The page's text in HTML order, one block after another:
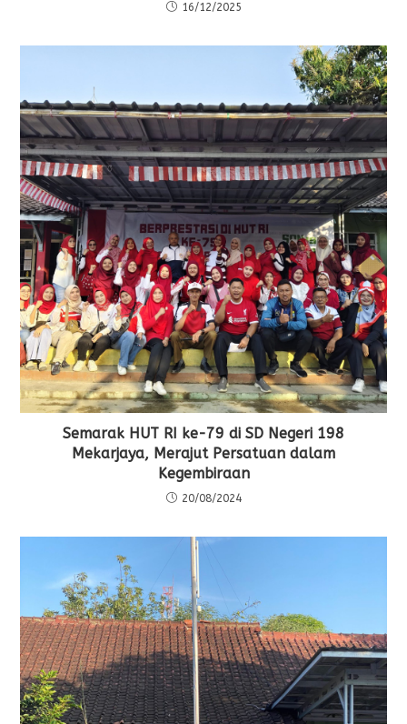
16/12/2025
Semarak HUT RI ke-79 di SD Negeri 198
Mekarjaya, Merajut Persatuan dalam
Kegembiraan
20/08/2024